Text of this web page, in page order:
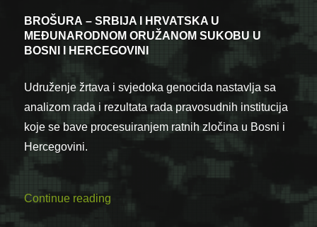
BROŠURA – SRBIJA I HRVATSKA U
MEĐUNARODNOM ORUŽANOM SUKOBU U
BOSNI I HERCEGOVINI
Udruženje žrtava i svjedoka genocida nastavlja sa
analizom rada i rezultata rada pravosudnih institucija
koje se bave procesuiranjem ratnih zločina u Bosni i
Hercegovini.
Continue reading “Objavljena brošura o agresiji Srbije i